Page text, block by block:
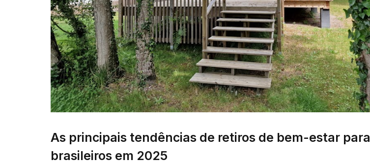
As principais tendências de retiros de bem-estar para
brasileiros em 2025